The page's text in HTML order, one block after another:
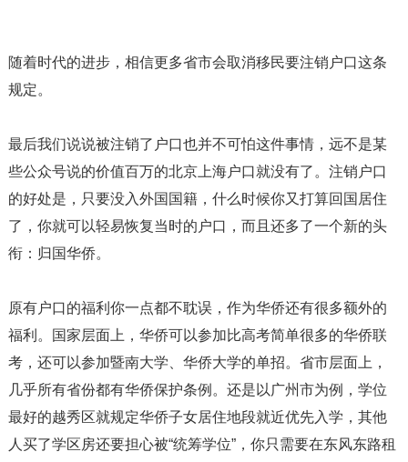
随着时代的进步，相信更多省市会取消移民要注销户口这条
规定。
最后我们说说被注销了户口也并不可怕这件事情，远不是某
些公众号说的价值百万的北京上海户口就没有了。注销户口
的好处是，只要没入外国国籍，什么时候你又打算回国居住
了，你就可以轻易恢复当时的户口，而且还多了一个新的头
衔：归国华侨。
原有户口的福利你一点都不耽误，作为华侨还有很多额外的
福利。国家层面上，华侨可以参加比高考简单很多的华侨联
考，还可以参加暨南大学、华侨大学的单招。省市层面上，
几乎所有省份都有华侨保护条例。还是以广州市为例，学位
最好的越秀区就规定华侨子女居住地段就近优先入学，其他
人买了学区房还要担心被“统筹学位”，你只需要在东风东路租